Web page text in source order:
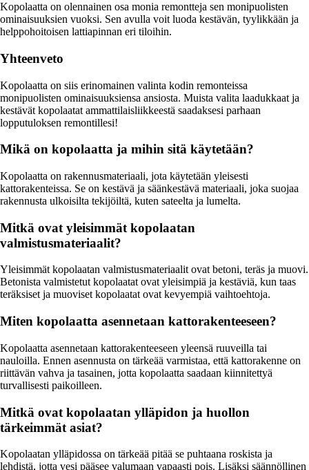
Kopolaatta on olennainen osa monia remontteja sen monipuolisten
ominaisuuksien vuoksi. Sen avulla voit luoda kestävän, tyylikkään ja
helppohoitoisen lattiapinnan eri tiloihin.
Yhteenveto
Kopolaatta on siis erinomainen valinta kodin remonteissa
monipuolisten ominaisuuksiensa ansiosta. Muista valita laadukkaat ja
kestävät kopolaatat ammattilaisliikkeestä saadaksesi parhaan
lopputuloksen remontillesi!
Mikä on kopolaatta ja mihin sitä käytetään?
Kopolaatta on rakennusmateriaali, jota käytetään yleisesti
kattorakenteissa. Se on kestävä ja säänkestävä materiaali, joka suojaa
rakennusta ulkoisilta tekijöiltä, kuten sateelta ja lumelta.
Mitkä ovat yleisimmät kopolaatan
valmistusmateriaalit?
Yleisimmät kopolaatan valmistusmateriaalit ovat betoni, teräs ja muovi.
Betonista valmistetut kopolaatat ovat yleisimpiä ja kestäviä, kun taas
teräksiset ja muoviset kopolaatat ovat kevyempiä vaihtoehtoja.
Miten kopolaatta asennetaan kattorakenteeseen?
Kopolaatta asennetaan kattorakenteeseen yleensä ruuveilla tai
nauloilla. Ennen asennusta on tärkeää varmistaa, että kattorakenne on
riittävän vahva ja tasainen, jotta kopolaatta saadaan kiinnitettyä
turvallisesti paikoilleen.
Mitkä ovat kopolaatan ylläpidon ja huollon
tärkeimmät asiat?
Kopolaatan ylläpidossa on tärkeää pitää se puhtaana roskista ja
lehdistä, jotta vesi pääsee valumaan vapaasti pois. Lisäksi säännöllinen